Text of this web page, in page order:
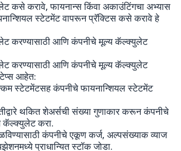
कसे करावे, फायनान्स किंवा अकाउंटिंगचा अभ्यास
स्टेटमेंट वापरून प्रॅक्टिस कसे करावे हे
करण्यासाठी आणि कंपनीचे मूल्य कॅल्क्युलेट
करण्यासाठी आणि कंपनीचे मूल्य कॅल्क्युलेट
आहेत:
स्टेटमेंटसह कंपनीचे फायनान्शियल स्टेटमेंट
थकित शेअर्सची संख्या गुणाकार करून कंपनीचे
कॅल्क्युलेट करा.
कंपनीचे एकूण कर्ज, अल्पसंख्याक व्याज
प्राधान्यित स्टॉक जोडा.